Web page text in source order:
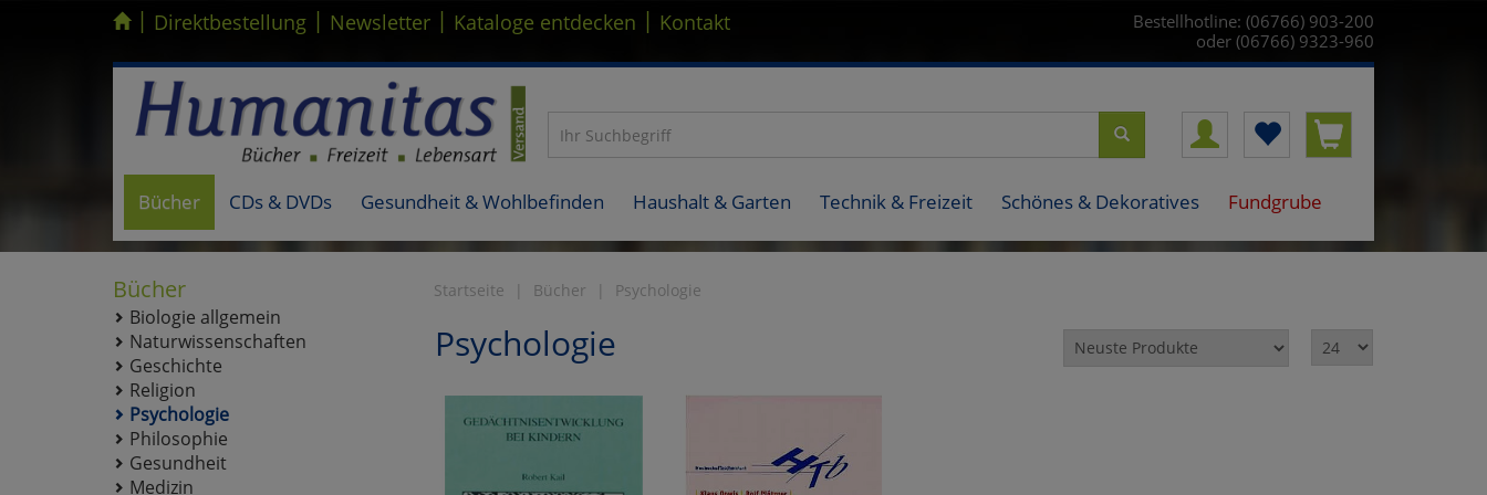
Kompletten Head der Seite überspringen
| Direktbestellung | Newsletter | Kataloge entdecken | Kontakt
Bestellhotline: (06766) 903-200
oder (06766) 9323-960
Bücher CDs & DVDs Gesundheit & Wohlbefinden Haushalt & Garten Technik & Freizeit Schönes & Dekoratives Fundgrube
Bücher
Biologie allgemein
Naturwissenschaften
Geschichte
Religion
Psychologie
Philosophie
Gesundheit
Medizin
Startseite Bücher Psychologie
Psychologie